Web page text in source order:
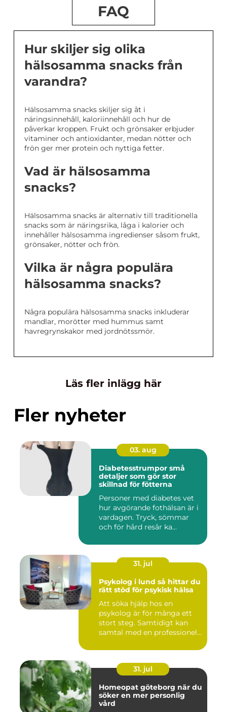
FAQ
Hur skiljer sig olika
hälsosamma snacks från
varandra?
Hälsosamma snacks skiljer sig åt i
näringsinnehåll, kaloriinnehåll och hur de
påverkar kroppen. Frukt och grönsaker erbjuder
vitaminer och antioxidanter, medan nötter och
frön ger mer protein och nyttiga fetter.
Vad är hälsosamma
snacks?
Hälsosamma snacks är alternativ till traditionella
snacks som är näringsrika, låga i kalorier och
innehåller hälsosamma ingredienser såsom frukt,
grönsaker, nötter och frön.
Vilka är några populära
hälsosamma snacks?
Några populära hälsosamma snacks inkluderar
mandlar, morötter med hummus samt
havregrynskakor med jordnötssmör.
Läs fler inlägg här
Fler nyheter
03. aug
Diabetesstrumpor små
detaljer som gör stor
skillnad för fötterna
Personer med diabetes vet
hur avgörande fothälsan är i
vardagen. Tryck, sömmar
och för hård resår ka...
31. jul
Psykolog i lund så hittar du
rätt stöd för psykisk hälsa
Att söka hjälp hos en
psykolog är för många ett
stort steg. Samtidigt kan
samtal med en professionel...
31. jul
Homeopat göteborg när du
söker en mer personlig
vård